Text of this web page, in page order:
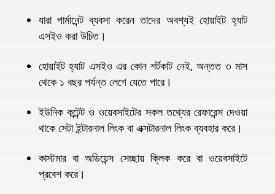
যারা পার্মানেন্ট ব্যবসা করেন তাদের অবশ্যই হোয়াইট হ্যাট
এসইও করা উচিত।
হোয়াইট হ্যাট এসইও এর কোন শর্টকাট নেই, অন্তত ৩ মাস
থেকে ১ বছর পর্যন্ত লেগে যেতে পারে।
ইউনিক কন্টেন্ট ও ওয়েবসাইটের সকল তথ্যের রেফারেন্স দেওয়া
থাকে সেটা ইন্টারনাল লিংক বা এক্সটারনাল লিংক ব্যবহার করে।
কাস্টমার বা অডিয়েন্স সেচ্ছায় ক্লিক করে বা ওয়েবসাইটে
প্রবেশ করে।